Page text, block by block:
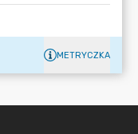
METRYCZKA